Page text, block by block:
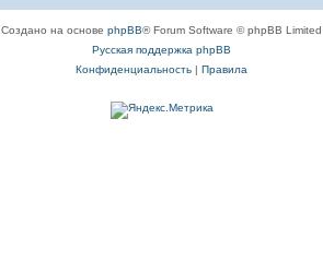
Создано на основеphpBB® Forum Software © phpBB Limited
Русская поддержка phpBB
Конфиденциальность |Правила